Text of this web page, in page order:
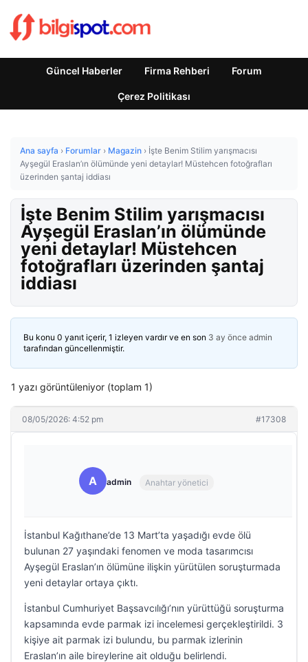
Güncel Haberler Firma Rehberi Forum
Çerez Politikası
Ana sayfa › Forumlar › Magazin › İşte Benim Stilim yarışmacısı
Ayşegül Eraslan’ın ölümünde yeni detaylar! Müstehcen fotoğrafları
üzerinden şantaj iddiası
İşte Benim Stilim yarışmacısı
Ayşegül Eraslan’ın ölümünde
yeni detaylar! Müstehcen
fotoğrafları üzerinden şantaj
iddiası
Bu konu 0 yanıt içerir, 1 izleyen vardır ve en son 3 ay önce admin
tarafından güncellenmiştir.
1 yazı görüntüleniyor (toplam 1)
08/05/2026: 4:52 pm #17308
A admin Anahtar yönetici
İstanbul Kağıthane’de 13 Mart’ta yaşadığı evde ölü
bulunan 27 yaşındaki fenomen ve moda tasarımcısı
Ayşegül Eraslan’ın ölümüne ilişkin yürütülen soruşturmada
yeni detaylar ortaya çıktı.
İstanbul Cumhuriyet Başsavcılığı’nın yürüttüğü soruşturma
kapsamında evde parmak izi incelemesi gerçekleştirildi. 3
kişiye ait parmak izi bulundu, bu parmak izlerinin
Eraslan’ın aile bireylerine ait olduğu belirlendi.